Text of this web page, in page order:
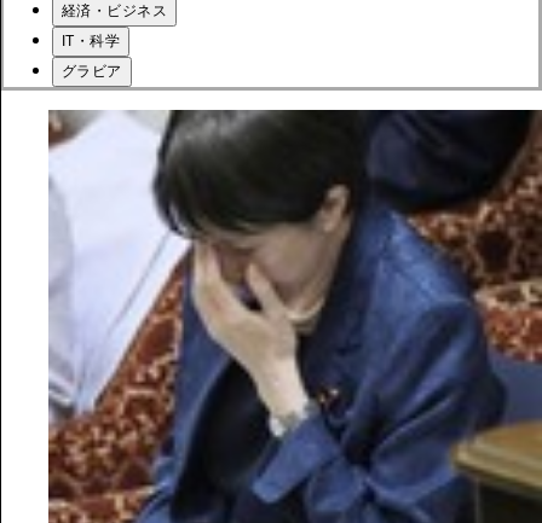
経済・ビジネス
IT・科学
グラビア